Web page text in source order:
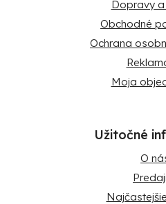
Dopravy
Obchodné
Ochrana
Moja
Užitočné
O